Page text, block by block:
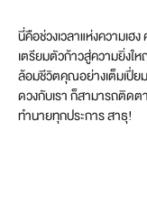
นี่คือช่วงเวลาแห่งความเ
เตรียมตัวก้าวสู่ความยิ่งใ
ล้อมชีวิตคุณอย่างเต็มเปี่ย
ดวงกับเรา ก็สามารถติดต
ทำนายทุกประการ สาธุ!